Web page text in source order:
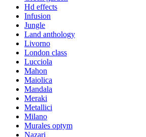
Hd effects
Infusion
Jungle
Land anthology
Livorno
London class
Lucciola
Mahon
Maiolica
Mandala
Meraki
Metallici
Milano
Murales optym
Nazari